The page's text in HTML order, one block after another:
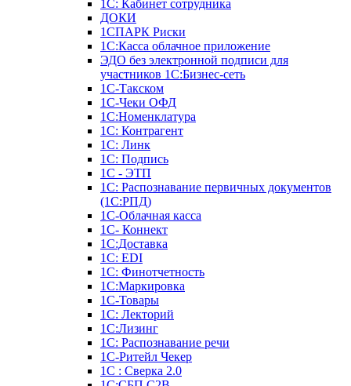
1С: Кабинет сотрудника
ДОКИ
1СПАРК Риски
1С:Касса облачное приложение
ЭДО без электронной подписи для
участников 1С:Бизнес-сеть
1С-Такском
1С-Чеки ОФД
1С:Номенклатура
1С: Контрагент
1С: Линк
1С: Подпись
1С - ЭТП
1С: Распознавание первичных документов
(1С:РПД)
1С-Облачная касса
1С- Коннект
1С:Доставка
1С: EDI
1С: Финотчетность
1С:Маркировка
1С-Товары
1С: Лекторий
1С:Лизинг
1С: Распознавание речи
1C-Ритейл Чекер
1С : Сверка 2.0